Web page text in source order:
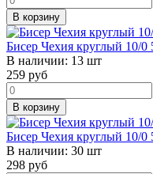
В корзину
Бисер Чехия круглый 10/0
В наличии: 13 шт
259 руб
В корзину
Бисер Чехия круглый 10/0
В наличии: 30 шт
298 руб